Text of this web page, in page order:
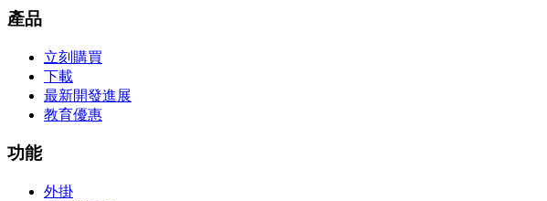
產品
立刻購買
下載
最新開發進展
教育優惠
功能
外掛